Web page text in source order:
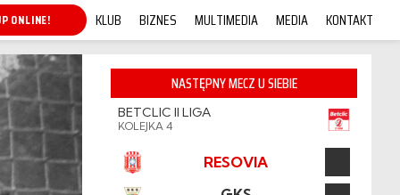
ONLINE! KLUB BIZNES MULTIMEDIA MEDIA KONTAKT
NASTĘPNY MECZ U SIEBIE
BETCLIC II LIGA
KOLEJKA 4
RESOVIA